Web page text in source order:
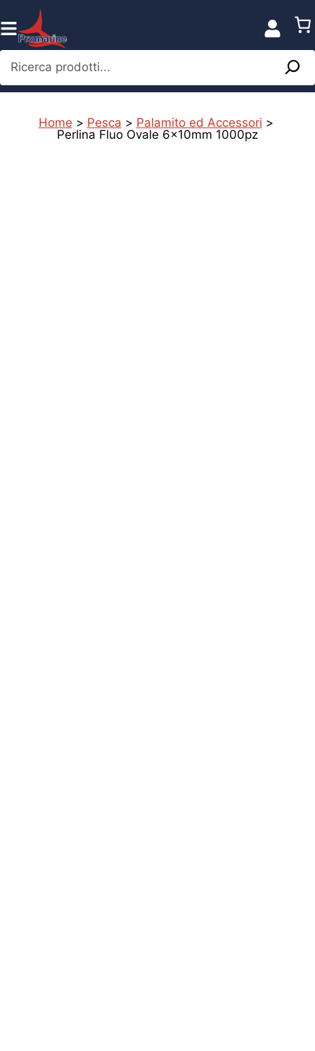
al
contenuto
Ricerca prodotti...
Home > Pesca > Palamito ed Accessori >
Perlina Fluo Ovale 6x10mm 1000pz